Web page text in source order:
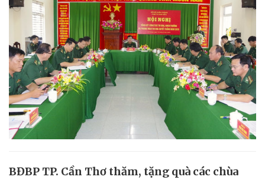
BĐBP TP. Cần Thơ thăm, tặng quà các chùa